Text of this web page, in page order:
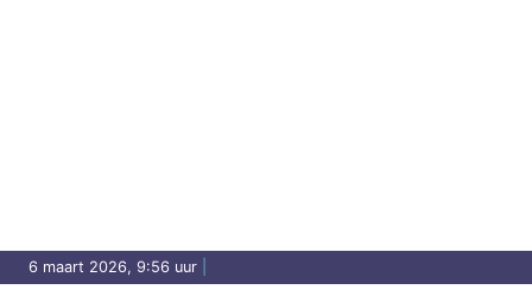
6 maart 2026, 9:56 uur